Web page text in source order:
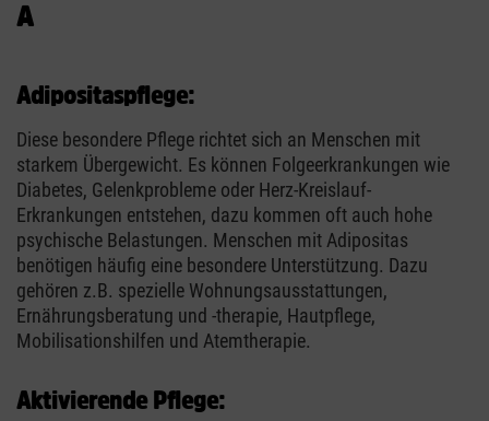
A
Adipositaspflege:
Diese besondere Pflege richtet sich an Menschen mit
starkem Übergewicht. Es können Folgeerkrankungen wie
Diabetes, Gelenkprobleme oder Herz-Kreislauf-
Erkrankungen entstehen, dazu kommen oft auch hohe
psychische Belastungen. Menschen mit Adipositas
benötigen häufig eine besondere Unterstützung. Dazu
gehören z.B. spezielle Wohnungsausstattungen,
Ernährungsberatung und -therapie, Hautpflege,
Mobilisationshilfen und Atemtherapie.
Aktivierende Pflege: